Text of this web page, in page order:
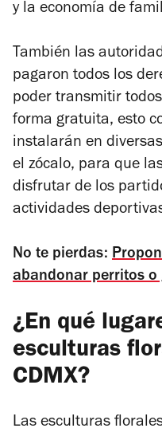
y la economía de
También las
pagaron todos los
poder transmitir
forma gratuita, esto
instalarán en
el zócalo, para que
disfrutar de los
actividades
No te pierdas:
abandonar perritos o
¿En qué
esculturas
CDMX?
Las esculturas